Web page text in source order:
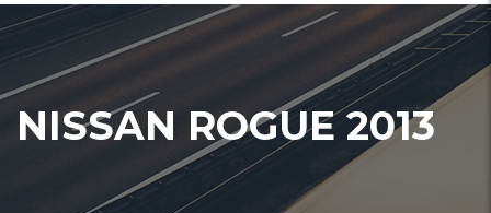
NISSAN ROGUE 2013